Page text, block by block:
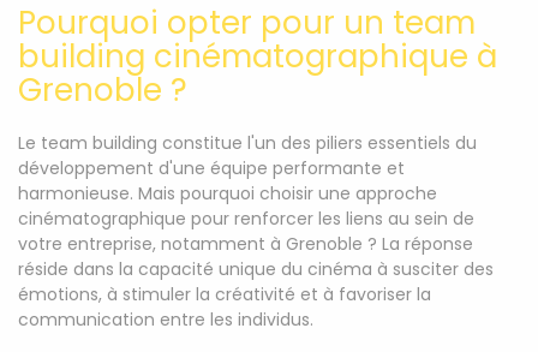
Pourquoi opter pour un team
building cinématographique à
Grenoble ?
Le team building constitue l'un des piliers essentiels du
développement d'une équipe performante et
harmonieuse. Mais pourquoi choisir une approche
cinématographique pour renforcer les liens au sein de
votre entreprise, notamment à Grenoble ? La réponse
réside dans la capacité unique du cinéma à susciter des
émotions, à stimuler la créativité et à favoriser la
communication entre les individus.